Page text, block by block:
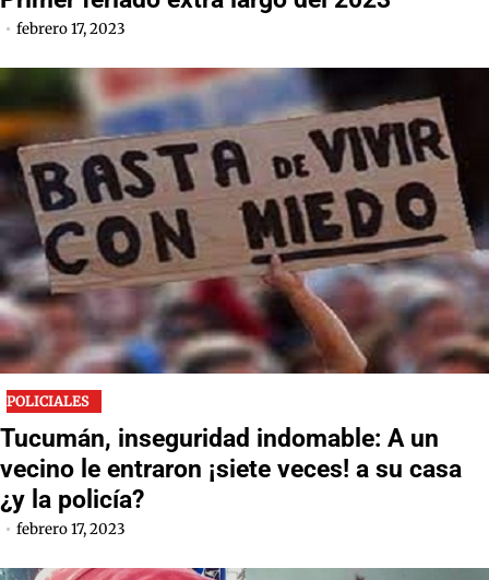
febrero 17, 2023
POLICIALES
Tucumán, inseguridad indomable: A un
vecino le entraron ¡siete veces! a su casa
¿y la policía?
febrero 17, 2023